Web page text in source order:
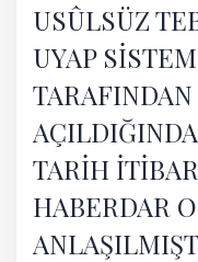
USÛLSÜZ
UYAP
TARİH
HABERDAR